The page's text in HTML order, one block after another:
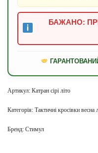
БАЖАНО:
Артикул: Катран сірі літо
Категорія: Тактичні кросівки весна
Бренд: Стимул